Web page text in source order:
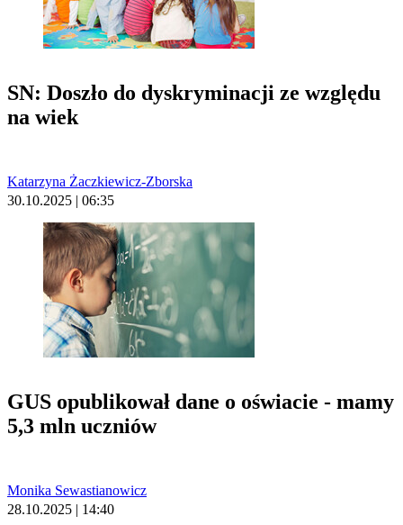
SN: Doszło do dyskryminacji ze względu
na wiek
Katarzyna Żaczkiewicz-Zborska
30.10.2025 | 06:35
GUS opublikował dane o oświacie - mamy
5,3 mln uczniów
Monika Sewastianowicz
28.10.2025 | 14:40